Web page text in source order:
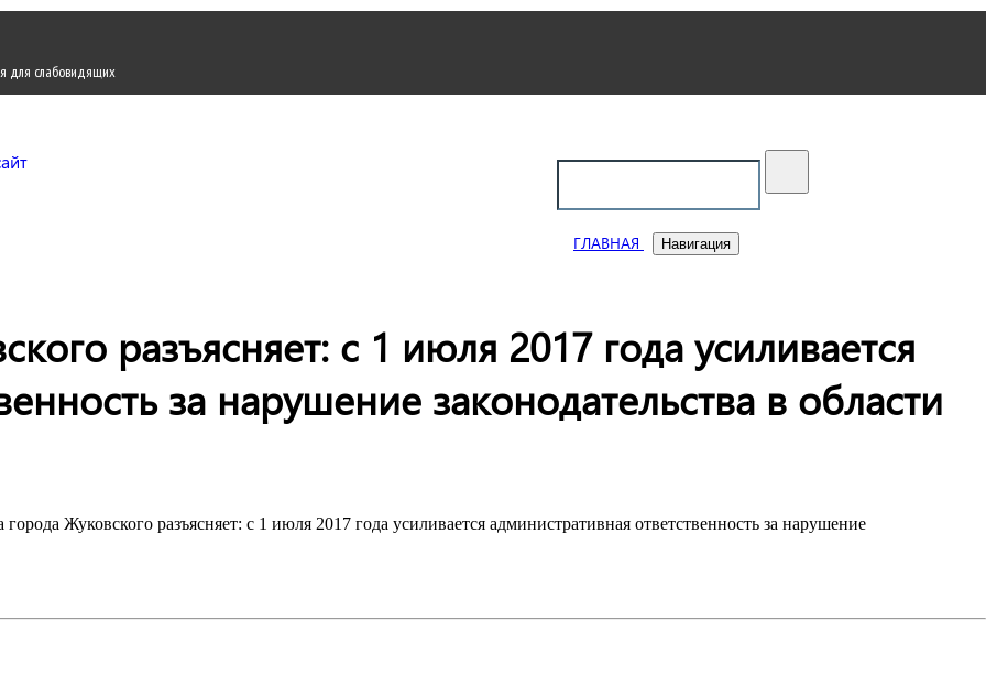
для слабовидящих
ГЛАВНАЯ Навигация
разъясняет: с 1 июля 2017 года усиливается
за нарушение законодательства в области
города Жуковского разъясняет: с 1 июля 2017 года усиливается административная ответственность за нарушение